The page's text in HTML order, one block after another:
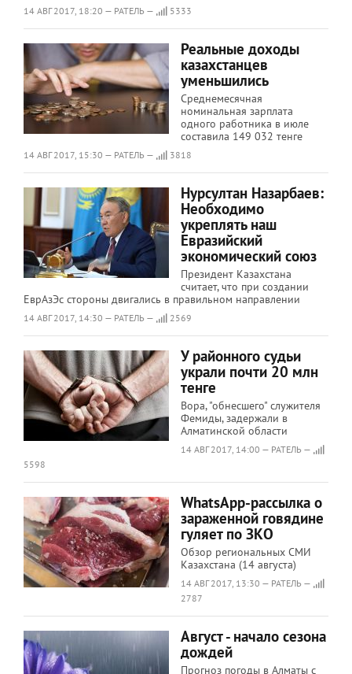
14 АВГ 2017, 18:20 — РАТЕЛЬ — 5333
Реальные доходы
казахстанцев
уменьшились
Среднемесячная
номинальная зарплата
одного работника в июле
составила 149 032 тенге
14 АВГ 2017, 15:30 — РАТЕЛЬ — 3818
Нурсултан Назарбаев:
Необходимо
укреплять наш
Евразийский
экономический союз
Президент Казахстана
считает, что при создании
ЕврАзЭс стороны двигались в правильном направлении
14 АВГ 2017, 14:30 — РАТЕЛЬ — 2569
У районного судьи
украли почти 20 млн
тенге
Вора, "обнесшего" служителя
Фемиды, задержали в
Алматинской области
14 АВГ 2017, 14:00 — РАТЕЛЬ —
5598
WhatsApp-рассылка о
зараженной говядине
гуляет по ЗКО
Обзор региональных СМИ
Казахстана (14 августа)
14 АВГ 2017, 13:30 — РАТЕЛЬ —
2787
Август - начало сезона
дождей
Прогноз погоды в Алматы с